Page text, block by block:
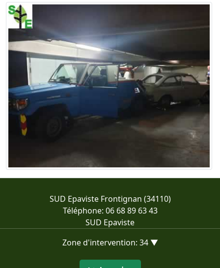
SUD Epaviste Frontignan (34110)
Téléphone: 06 68 89 63 43
SUD Epaviste
Zone d'intervention: 34 ▼